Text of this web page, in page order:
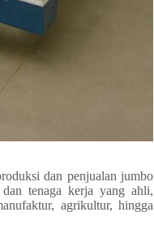
dan penjualan jumbo
dan tenaga kerja yang ahli,
agrikultur, hingga